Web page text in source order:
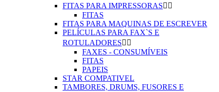
FITAS PARA IMPRESSORAS 
FITAS
FITAS PARA MAQUINAS DE ESCREVER
PELÍCULAS PARA FAX`S E
ROTULADORES 
FAXES - CONSUMÍVEIS
FITAS
PAPEIS
STAR COMPATIVEL
TAMBORES, DRUMS, FUSORES E